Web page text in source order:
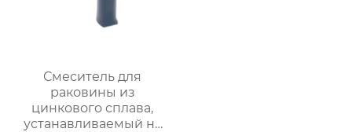
Смеситель для
раковины из
цинкового сплава,
устанавливаемый на